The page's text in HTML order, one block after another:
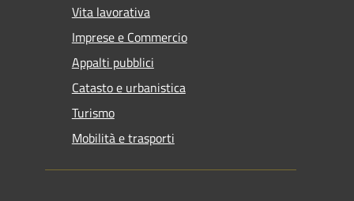
Vita lavorativa
Imprese e Commercio
Appalti pubblici
Catasto e urbanistica
Turismo
Mobilità e trasporti